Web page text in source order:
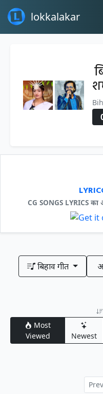
lokkalakar
CG SONGS LYRICS
बिहाव गीत
Most
Viewed
Newest
Prev